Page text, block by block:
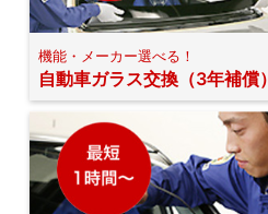
機能・メーカー選べる！
自動車ガラス交換（3年補償）